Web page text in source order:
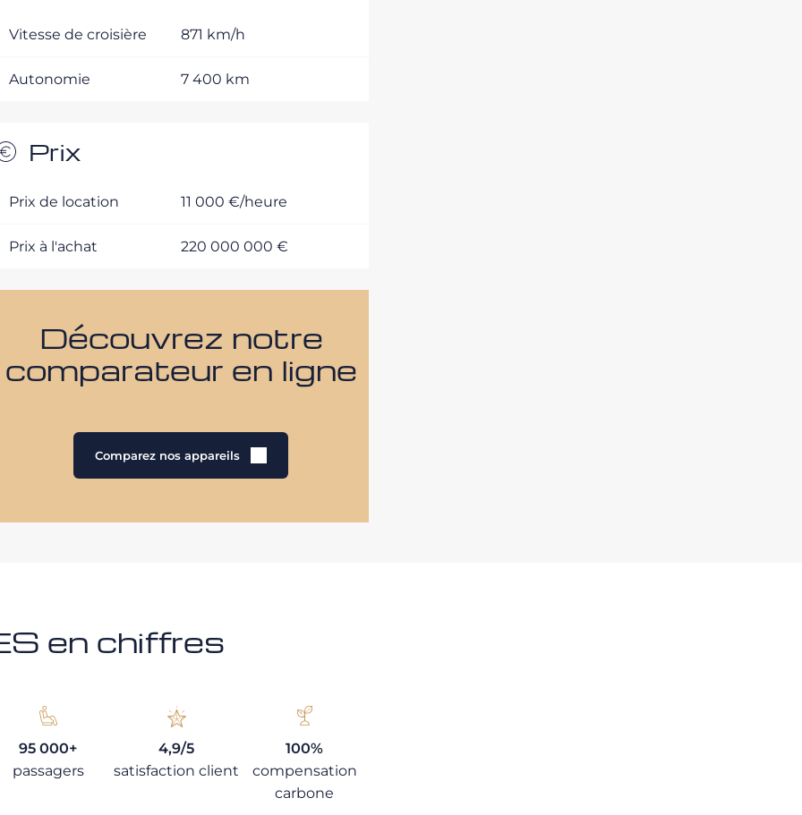
Vitesse de croisière 871 km/h
Autonomie 7 400 km
Prix
Prix de location 11 000 €/heure
Prix à l'achat 220 000 000 €
Découvrez notre
comparateur en ligne
Comparez nos appareils
en chiffres
95 000+
passagers
4,9/5
satisfaction client
100%
compensation
carbone